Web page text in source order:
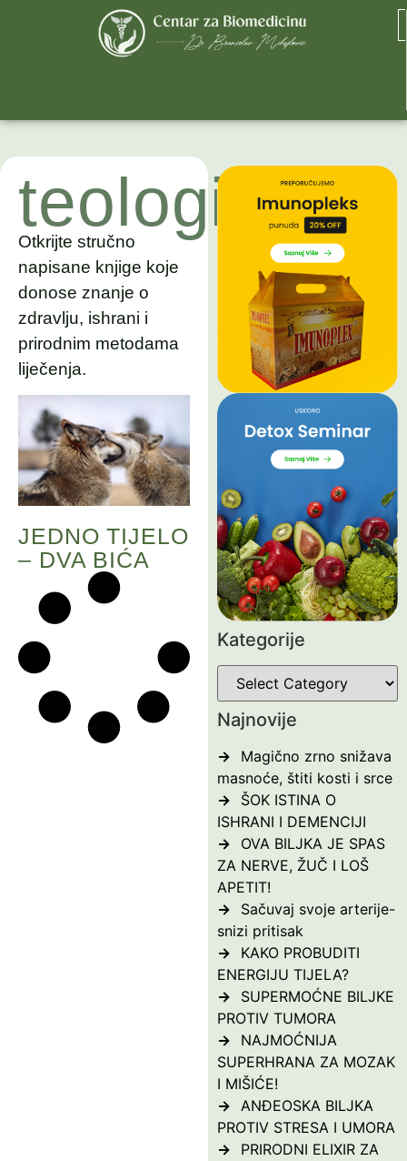
teologija
Otkrijte stručno
napisane knjige koje
donose znanje o
zdravlju, ishrani i
prirodnim metodama
liječenja.
JEDNO TIJELO
– DVA BIĆA
Kategorije
Najnovije
Magično zrno snižava
masnoće, štiti kosti i srce
ŠOK ISTINA O
ISHRANI I DEMENCIJI
OVA BILJKA JE SPAS
ZA NERVE, ŽUČ I LOŠ
APETIT!
Sačuvaj svoje arterije-
snizi pritisak
KAKO PROBUDITI
ENERGIJU TIJELA?
SUPERMOĆNE BILJKE
PROTIV TUMORA
NAJMOĆNIJA
SUPERHRANA ZA MOZAK
I MIŠIĆE!
ANĐEOSKA BILJKA
PROTIV STRESA I UMORA
PRIRODNI ELIXIR ZA